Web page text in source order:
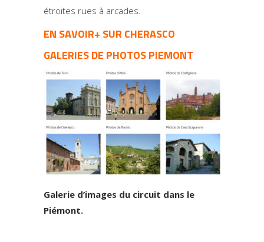
étroites rues à arcades.
EN SAVOIR+ SUR CHERASCO
GALERIES DE PHOTOS PIEMONT
Galerie d’images du circuit dans le
Piémont.